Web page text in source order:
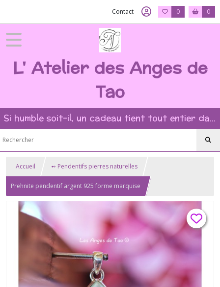
Contact 0 0
L' Atelier des Anges de
Tao
Si humble soit-il, un cadeau tient tout entier dans l'intention et la beauté du geste ?
Accueil ➻ Pendentifs pierres naturelles
Prehnite pendentif argent 925 forme marquise